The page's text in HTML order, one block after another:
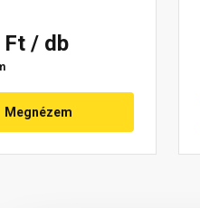
Ft / db
Megnézem